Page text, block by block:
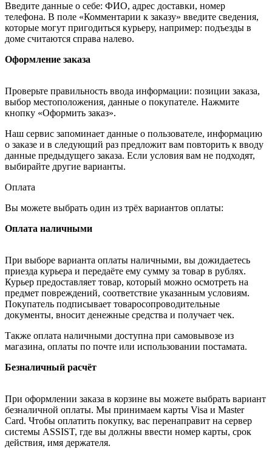
Введите данные о себе: ФИО, адрес доставки, номер
телефона. В поле «Комментарии к заказу» введите сведения,
которые могут пригодиться курьеру, например: подъезды в
доме считаются справа налево.
Оформление заказа
Проверьте правильность ввода информации: позиции заказа,
выбор местоположения, данные о покупателе. Нажмите
кнопку «Оформить заказ».
Наш сервис запоминает данные о пользователе, информацию
о заказе и в следующий раз предложит вам повторить к вводу
данные предыдущего заказа. Если условия вам не подходят,
выбирайте другие варианты.
Оплата
Вы можете выбрать один из трёх вариантов оплаты:
Оплата наличными
При выборе варианта оплаты наличными, вы дожидаетесь
приезда курьера и передаёте ему сумму за товар в рублях.
Курьер предоставляет товар, который можно осмотреть на
предмет повреждений, соответствие указанным условиям.
Покупатель подписывает товаросопроводительные
документы, вносит денежные средства и получает чек.
Также оплата наличными доступна при самовывозе из
магазина, оплаты по почте или использовании постамата.
Безналичный расчёт
При оформлении заказа в корзине вы можете выбрать вариант
безналичной оплаты. Мы принимаем карты Visa и Master
Card. Чтобы оплатить покупку, вас перенаправит на сервер
системы ASSIST, где вы должны ввести номер карты, срок
действия, имя держателя.